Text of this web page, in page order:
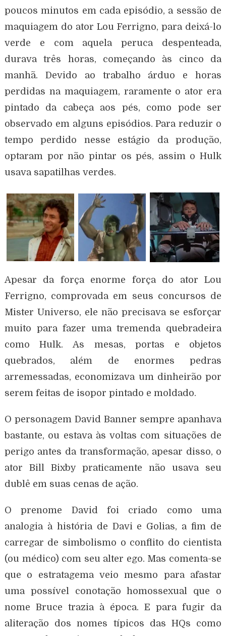
poucos minutos em cada episódio, a sessão de
maquiagem do ator Lou Ferrigno, para deixá-lo
verde e com aquela peruca despenteada,
durava três horas, começando às cinco da
manhã. Devido ao trabalho árduo e horas
perdidas na maquiagem, raramente o ator era
pintado da cabeça aos pés, como pode ser
observado em alguns episódios. Para reduzir o
tempo perdido nesse estágio da produção,
optaram por não pintar os pés, assim o Hulk
usava sapatilhas verdes.
Apesar da força enorme força do ator Lou
Ferrigno, comprovada em seus concursos de
Mister Universo, ele não precisava se esforçar
muito para fazer uma tremenda quebradeira
como Hulk. As mesas, portas e objetos
quebrados, além de enormes pedras
arremessadas, economizava um dinheirão por
serem feitas de isopor pintado e moldado.
O personagem David Banner sempre apanhava
bastante, ou estava às voltas com situações de
perigo antes da transformação, apesar disso, o
ator Bill Bixby praticamente não usava seu
dublê em suas cenas de ação.
O prenome David foi criado como uma
analogia à história de Davi e Golias, a fim de
carregar de simbolismo o conflito do cientista
(ou médico) com seu alter ego. Mas comenta-se
que o estratagema veio mesmo para afastar
uma possível conotação homossexual que o
nome Bruce trazia à época. E para fugir da
aliteração dos nomes típicos das HQs como